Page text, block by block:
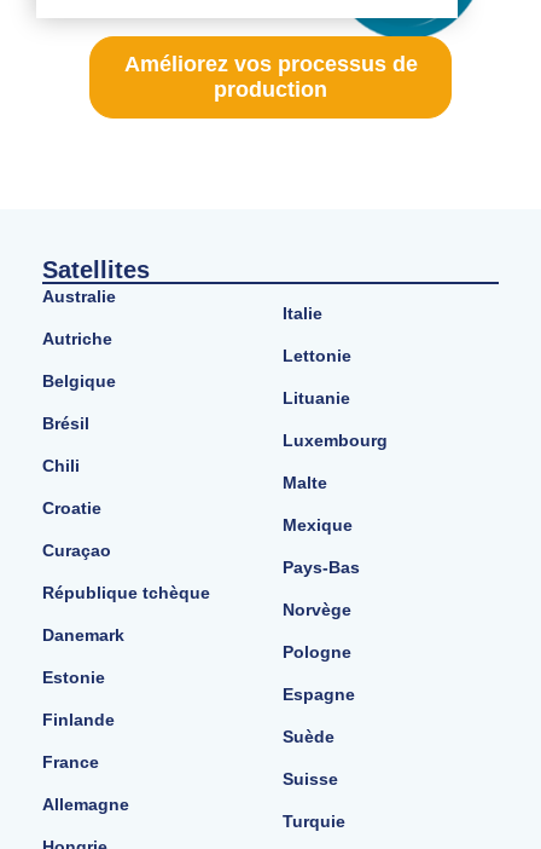
Améliorez vos processus de
production
Satellites
Australie
Autriche
Belgique
Brésil
Chili
Croatie
Curaçao
République tchèque
Danemark
Estonie
Finlande
France
Allemagne
Italie
Lettonie
Lituanie
Luxembourg
Malte
Mexique
Pays-Bas
Norvège
Pologne
Espagne
Suède
Suisse
Turquie